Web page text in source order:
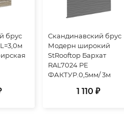
брус
Скандинавский брус
Модерн широкий
StRooftop Бархат
RAL7024 PE
ФАКТУР.0,5мм/ 3м
1 110 ₽